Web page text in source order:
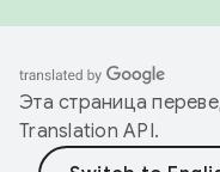
Эта страница
Translation API.